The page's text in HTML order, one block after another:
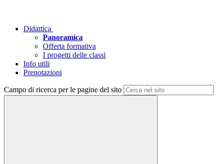
Didattica
Panoramica
Offerta formativa
I progetti delle classi
Info utili
Prenotazioni
Campo di ricerca per le pagine del sito